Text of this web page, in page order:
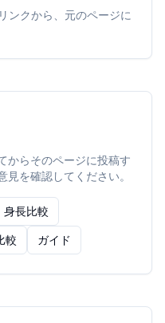
ンクから、元のページに
からそのページに投稿す
を確認してください。
身長比較
較 ガイド